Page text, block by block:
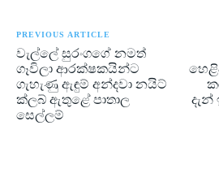
PREVIOUS ARTICLE
වැල්ලේ සුරංගගේ නමත්
ගෑවිලා ආරක්ෂකයින්ට
ගැහැණු ඇඳුම් අන්දවා නයිට්
ක්ලබ් ඇතුළේ පාතාල
සෙල්ලම්